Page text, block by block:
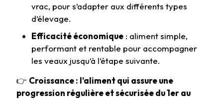
vrac, pour s’adapter aux différents types
d’élevage.
Efficacité économique : aliment simple,
performant et rentable pour accompagner
les veaux jusqu’à l’étape suivante.
👉 Croissance : l’aliment qui assure une
progression régulière et sécurisée du 1er au